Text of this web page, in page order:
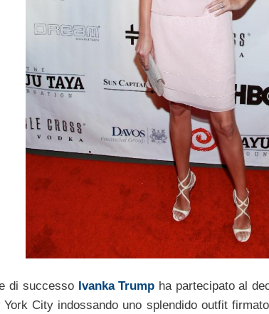
di successo Ivanka Trump ha partecipato al
City indossando uno splendido outfit